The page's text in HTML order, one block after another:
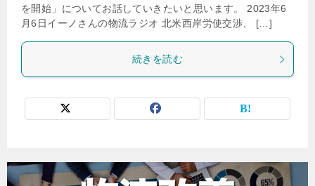
を開始」についてお話していきたいと思います。 2023年6
月6日イーノさんの物流ラジオ 北米西岸労使交渉、 […]
続きを読む